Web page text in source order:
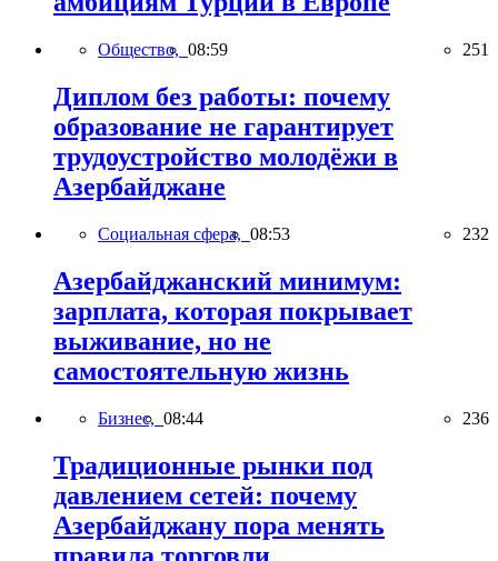
Общество, 08:59 251
Диплом без работы: почему
образование не гарантирует
трудоустройство молодёжи в
Азербайджане
Социальная сфера, 08:53 232
Азербайджанский минимум:
зарплата, которая покрывает
выживание, но не
самостоятельную жизнь
Бизнес, 08:44 236
Традиционные рынки под
давлением сетей: почему
Азербайджану пора менять
правила торговли